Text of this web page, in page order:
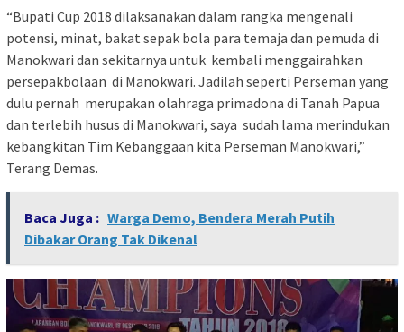
“Bupati Cup 2018 dilaksanakan dalam rangka mengenali
potensi, minat, bakat sepak bola para temaja dan pemuda di
Manokwari dan sekitarnya untuk kembali menggairahkan
persepakbolaan di Manokwari. Jadilah seperti Perseman yang
dulu pernah merupakan olahraga primadona di Tanah Papua
dan terlebih husus di Manokwari, saya sudah lama merindukan
kebangkitan Tim Kebanggaan kita Perseman Manokwari,”
Terang Demas.
Baca Juga : Warga Demo, Bendera Merah Putih
Dibakar Orang Tak Dikenal